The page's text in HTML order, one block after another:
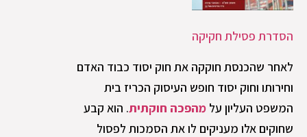
הסדרת פסילת חקיקה
לאחר שהכנסת חוקקה את חוק יסוד כבוד האדם
וחירותו וחוק יסוד חופש העיסוק הכריז בית
המשפט העליון על מהפכה חוקתית. הוא קבע
שחוקים אלו מעניקים לו את הסמכות לפסול